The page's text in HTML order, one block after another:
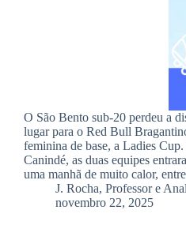
O São Bento sub-20 perdeu a
lugar para o Red Bull
feminina de base, a Ladies
Canindé, as duas equipes
uma manhã de muito calor,
J. Rocha, Professor e
novembro 22, 2025